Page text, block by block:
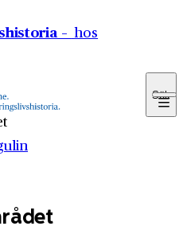
– hos
Sök